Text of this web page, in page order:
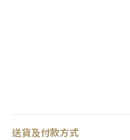
送貨及付款方式